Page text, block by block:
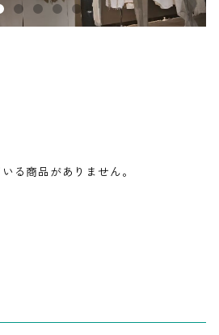
る商品がありません。